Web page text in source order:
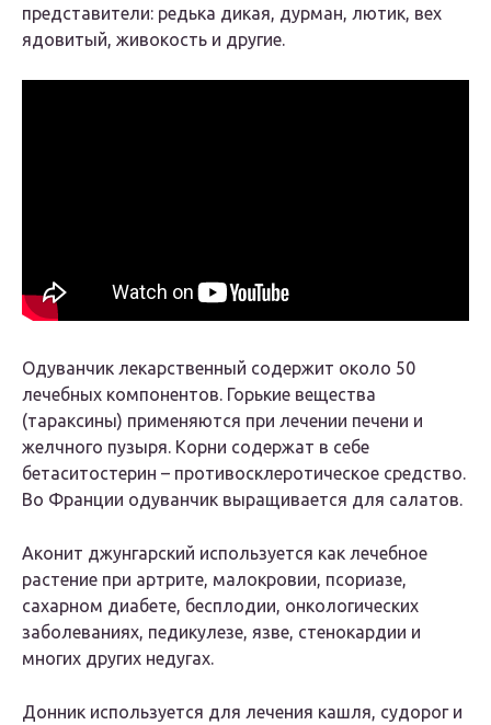
представители: редька дикая, дурман, лютик, вех
ядовитый, живокость и другие.
Одуванчик лекарственный содержит около 50
лечебных компонентов. Горькие вещества
(тараксины) применяются при лечении печени и
желчного пузыря. Корни содержат в себе
бетаситостерин – противосклеротическое средство.
Во Франции одуванчик выращивается для салатов.
Аконит джунгарский используется как лечебное
растение при артрите, малокровии, псориазе,
сахарном диабете, бесплодии, онкологических
заболеваниях, педикулезе, язве, стенокардии и
многих других недугах.
Донник используется для лечения кашля, судорог и